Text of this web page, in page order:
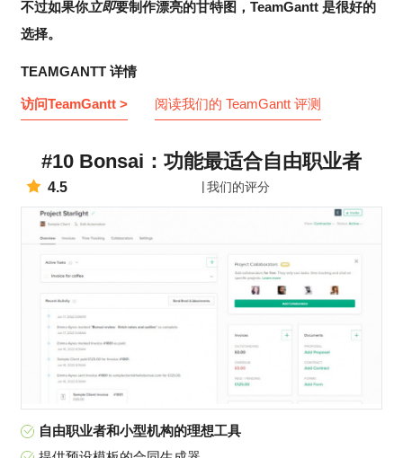
不过如果你立即要制作漂亮的甘特图，TeamGantt 是很好的
选择。
TEAMGANTT 详情
访问TeamGantt > 阅读我们的 TeamGantt 评测
#10 Bonsai：功能最适合自由职业者
4.5 我们的评分
自由职业者和小型机构的理想工具